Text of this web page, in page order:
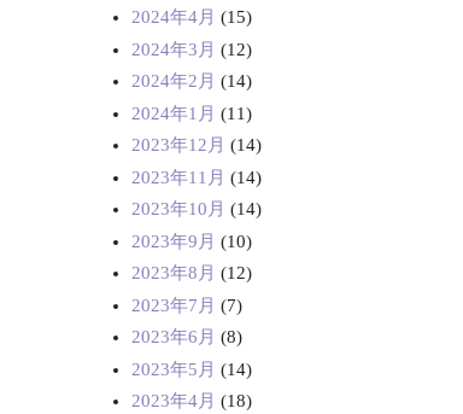
2024年4月 (15)
2024年3月 (12)
2024年2月 (14)
2024年1月 (11)
2023年12月 (14)
2023年11月 (14)
2023年10月 (14)
2023年9月 (10)
2023年8月 (12)
2023年7月 (7)
2023年6月 (8)
2023年5月 (14)
2023年4月 (18)